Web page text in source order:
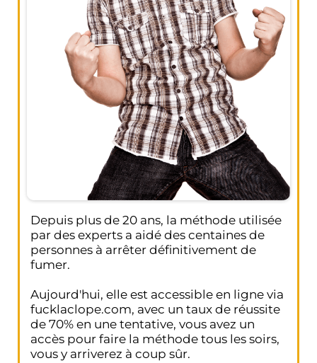
Depuis plus de 20 ans, la méthode utilisée
par des experts a aidé des centaines de
personnes à arrêter définitivement de
fumer.
Aujourd'hui, elle est accessible en ligne via
fucklaclope.com, avec un taux de réussite
de 70% en une tentative, vous avez un
accès pour faire la méthode tous les soirs,
vous y arriverez à coup sûr.